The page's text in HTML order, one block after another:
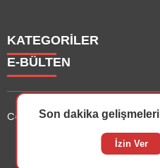
KATEGORİLER
Haberler
Etkinlik
Dersler
E-BÜLTEN
optisyeninsesi.com e-
haber, duyuru ve kampanya
Copyright © 2025
Son dakika
İzin Ver